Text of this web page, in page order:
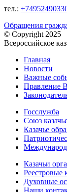
тел.:
Обращения
© Copyright 2025
Всероссийское
Главная
Новости
Важные
Правление
Госслужба
Союз
Казачье
Казачьи
Реестровые
Духовные
Наши